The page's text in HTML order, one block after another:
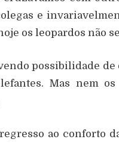
e
os leopardos não
possibilidade
Mas nem
ao conforto